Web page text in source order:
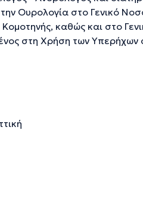
Ουρολογία στο Γενικό
καθώς και στο
στη Χρήση των Υπερήχων
έχει τη δυνατότητα να
και της